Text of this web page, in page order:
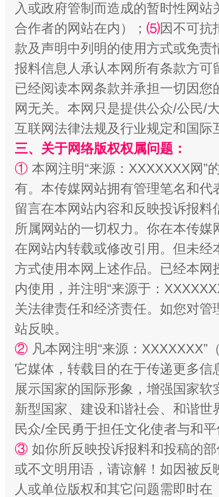
站台名比不上好声名
漫山遍野的桃花与雪山、麦地、白藏房
招工难、用工荒背后
入或政府管制而造成的暂时性网
合作者的网站在内）； ⑸因不可抗
款及声明中列明的使用方式或免责
报料信息人承认本网所有条款方
已经阅读本网条款并承担一切因
网无关。本网只是提供公众/公民/
互联网法律法规及行业规定和国
三、关于网络版权权属问题：
① 本网注明“来源：XXXXXXX网”
有。本传媒网站拥有管理笔名和
留言在本网站内容和反映投诉报
所属网站的一切权力。你在本传
在网站内转载或修改引用。但未
方式使用本网上述作品。已经本
内使用，并注明“来源于：
关法律责任和经济责任。如您对
站反映。
② 凡本网注明“来源：
它媒体，转载目的在于传递更多
展示国家的国际形象，增强国家
新型国家、建设和谐社会、和谐
民众/全民勇于担任文化使者与和
③ 如你所反映投诉报料和投稿的
或不文明用语，请谅解！如因被
人或单位版权和其它问题需即时在